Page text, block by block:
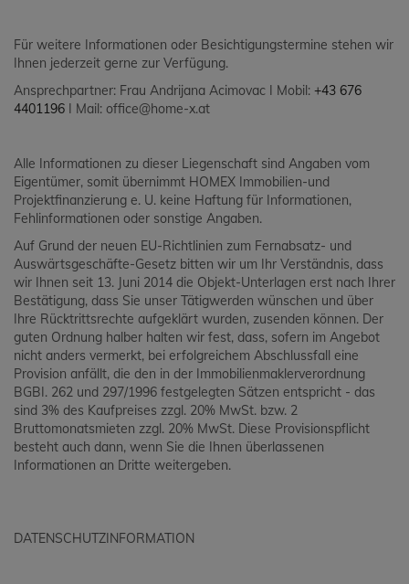
Für weitere Informationen oder Besichtigungstermine stehen wir
Ihnen jederzeit gerne zur Verfügung.
Ansprechpartner: Frau Andrijana Acimovac I Mobil: +43 676
4401196 I Mail: office@home-x.at
Alle Informationen zu dieser Liegenschaft sind Angaben vom
Eigentümer, somit übernimmt HOMEX Immobilien-und
Projektfinanzierung e. U. keine Haftung für Informationen,
Fehlinformationen oder sonstige Angaben.
Auf Grund der neuen EU-Richtlinien zum Fernabsatz- und
Auswärtsgeschäfte-Gesetz bitten wir um Ihr Verständnis, dass
wir Ihnen seit 13. Juni 2014 die Objekt-Unterlagen erst nach Ihrer
Bestätigung, dass Sie unser Tätigwerden wünschen und über
Ihre Rücktrittsrechte aufgeklärt wurden, zusenden können. Der
guten Ordnung halber halten wir fest, dass, sofern im Angebot
nicht anders vermerkt, bei erfolgreichem Abschlussfall eine
Provision anfällt, die den in der Immobilienmaklerverordnung
BGBI. 262 und 297/1996 festgelegten Sätzen entspricht - das
sind 3% des Kaufpreises zzgl. 20% MwSt. bzw. 2
Bruttomonatsmieten zzgl. 20% MwSt. Diese Provisionspflicht
besteht auch dann, wenn Sie die Ihnen überlassenen
Informationen an Dritte weitergeben.
DATENSCHUTZINFORMATION